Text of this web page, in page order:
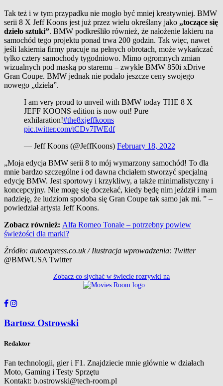
Tak też i w tym przypadku nie mogło być mniej kreatywniej. BMW
serii 8 X Jeff Koons jest już przez wielu określany jako „toczące się
dzieło sztuki”. BMW podkreśliło również, że nałożenie lakieru na
samochód tego projektu ponad trwa 200 godzin. Tak więc, nawet
jeśli lakiernia firmy pracuje na pełnych obrotach, może wykańczać
tylko cztery samochody tygodniowo. Mimo ogromnych zmian
wizualnych pod maską po staremu – zwykłe BMW 850i xDrive
Gran Coupe. BMW jednak nie podało jeszcze ceny swojego
nowego „dzieła”.
I am very proud to unveil with BMW today THE 8 X
JEFF KOONS edition is now out! Pure
exhilaration!#the8xjeffkoons
pic.twitter.com/tCDv7IWEdf
— Jeff Koons (@JeffKoons) February 18, 2022
„Moja edycja BMW serii 8 to mój wymarzony samochód! To dla
mnie bardzo szczególne i od dawna chciałem stworzyć specjalną
edycję BMW. Jest sportowy i krzykliwy, a także minimalistyczny i
koncepcyjny. Nie mogę się doczekać, kiedy będę nim jeździł i mam
nadzieję, że ludziom spodoba się Gran Coupe tak samo jak mi. ” –
powiedział artysta Jeff Koons.
Zobacz również: Alfa Romeo Tonale – potrzebny powiew
świeżości dla marki?
Źródło: autoexpress.co.uk / Ilustracja wprowadzenia: Twitter
@BMWUSA Twitter
Zobacz co słychać w świecie rozrywki na
Bartosz Ostrowski
Redaktor
Fan technologii, gier i F1. Znajdziecie mnie głównie w działach
Moto, Gaming i Testy Sprzętu
Kontakt: b.ostrowski@tech-room.pl